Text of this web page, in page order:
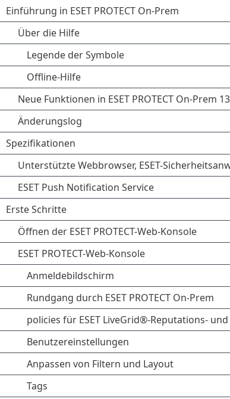
Einführung in ESET PROTECT On-Prem
Über die Hilfe
Legende der Symbole
Offline-Hilfe
Neue Funktionen in ESET PROTECT On-Prem
Änderungslog
Spezifikationen
Unterstützte Webbrowser, ESET-
ESET Push Notification Service
Erste Schritte
Öffnen der ESET PROTECT-Web-Konsole
ESET PROTECT-Web-Konsole
Anmeldebildschirm
Rundgang durch ESET PROTECT On-Prem
policies für ESET LiveGrid®-Reputations-
Benutzereinstellungen
Anpassen von Filtern und Layout
Tags